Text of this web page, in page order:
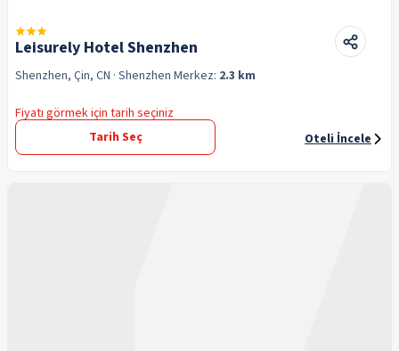
Leisurely Hotel Shenzhen
Shenzhen, Çin, CN · Shenzhen Merkez: 2.3 km
Fiyatı görmek için tarih seçiniz
Tarih Seç
Oteli İncele